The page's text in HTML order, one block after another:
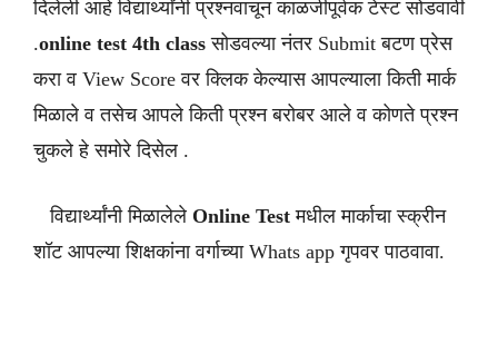
दिलेली आहे विद्यार्थ्यांनी प्रश्नवाचून काळजीपूर्वक टेस्ट सोडवावी
.online test 4th class सोडवल्या नंतर Submit बटण प्रेस
करा व View Score वर क्लिक केल्यास आपल्याला किती मार्क
मिळाले व तसेच आपले किती प्रश्न बरोबर आले व कोणते प्रश्न
चुकले हे समोरे दिसेल .
विद्यार्थ्यांनी मिळालेले Online Test मधील मार्काचा स्क्रीन
शॉट आपल्या शिक्षकांना वर्गाच्या Whats app गृपवर पाठवावा.